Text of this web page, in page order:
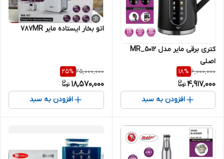
کتری برقی مایر مدل MR_5012
اصلی
6,000,000
18%
4,917,000
افزودن به سبد
اتو بخار ایستاده مایر ۷۸۷MR
25,000,000
25%
18,570,000
افزودن به سبد